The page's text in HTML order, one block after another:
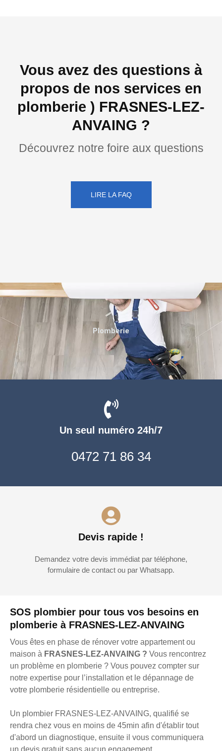
Vous avez des questions à
propos de nos services en
plomberie ) FRASNES-LEZ-
ANVAING ?
Découvrez notre foire aux questions
LIRE LA FAQ
SOS plombier pour tous vos besoins en
plomberie à FRASNES-LEZ-ANVAING
Vous êtes en phase de rénover votre appartement ou
maison à FRASNES-LEZ-ANVAING ? Vous rencontrez
un problème en plomberie ? Vous pouvez compter sur
notre expertise pour l’installation et le dépannage de
votre plomberie résidentielle ou entreprise.
Un plombier FRASNES-LEZ-ANVAING, qualifié se
rendra chez vous en moins de 45min afin d'établir tout
d'abord un diagnostique, ensuite il vous communiquera
Un seul numéro 24h/7
0472 71 86 34
Devis rapide !
Demandez votre devis immédiat par téléphone,
formulaire de contact ou par Whatsapp.
Plomberie